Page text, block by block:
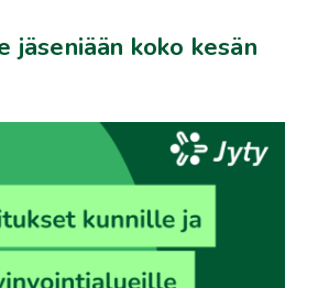
jäseniään koko kesän